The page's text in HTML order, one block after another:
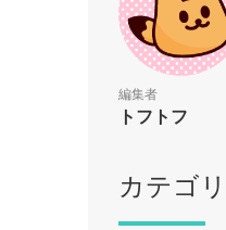
編集者
トフトフ
カテゴリ